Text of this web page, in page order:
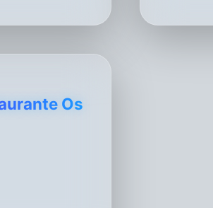
Os